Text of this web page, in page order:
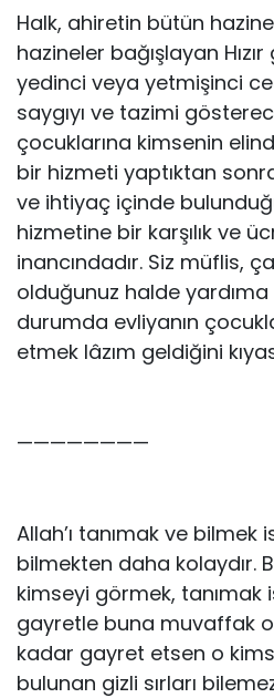
Halk, ahiretin bütün
hazineler bağışlayan
yedinci veya yetmişinci
saygıyı ve tazimi
çocuklarına kimsenin
bir hizmeti yaptıktan
ve ihtiyaç içinde
hizmetine bir karşılık ve
inancındadır. Siz müflis,
olduğunuz halde yardıma
durumda evliyanın
etmek lâzım geldiğini
————————
Allah’ı tanımak ve bilmek
bilmekten daha kolaydır.
kimseyi görmek, tanımak
gayretle buna muvaffak
kadar gayret etsen o
bulunan gizli sırları